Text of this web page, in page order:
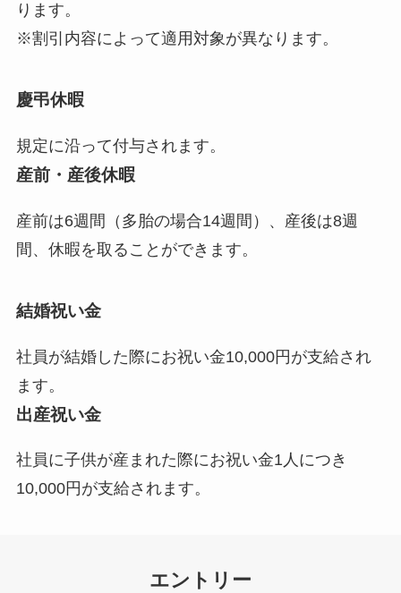
ります。
※割引内容によって適用対象が異なります。
慶弔休暇
規定に沿って付与されます。
産前・産後休暇
産前は6週間（多胎の場合14週間）、産後は8週
間、休暇を取ることができます。
結婚祝い金
社員が結婚した際にお祝い金10,000円が支給され
ます。
出産祝い金
社員に子供が産まれた際にお祝い金1人につき
10,000円が支給されます。
エントリー